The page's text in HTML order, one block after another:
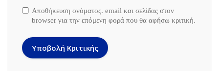
Αποθήκευση ονόματος. email και σελίδας στον
browser για την επόμενη φορά που θα αφήσω κριτική.